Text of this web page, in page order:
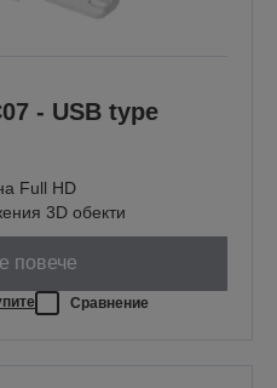
- USB type
Full HD
3D обекти
повече
Сравнение